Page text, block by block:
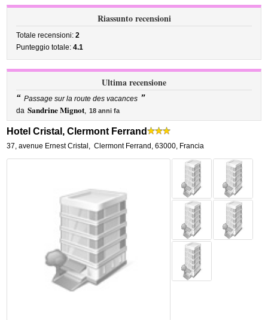
Riassunto recensioni
Totale recensioni:2
Punteggio totale:4.1
Ultima recensione
“ Passage sur la route des vacances ”
da Sandrine Mignot, 18 anni fa
Hotel Cristal, Clermont Ferrand
37, avenue Ernest Cristal , Clermont Ferrand ,63000, Francia